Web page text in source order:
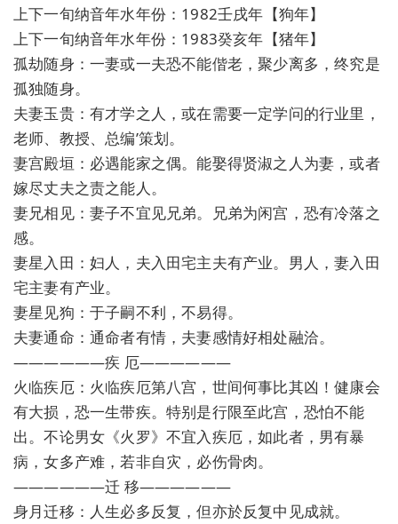
上下一旬纳音年水年份：1982壬戌年【狗年】
上下一旬纳音年水年份：1983癸亥年【猪年】
孤劫随身：一妻或一夫恐不能偕老，聚少离多，终究是
孤独随身。
夫妻玉贵：有才学之人，或在需要一定学问的行业里，
老师、教授、总编’策划。
妻宫殿垣：必遇能家之偶。能娶得贤淑之人为妻，或者
嫁尽丈夫之责之能人。
妻兄相见：妻子不宜见兄弟。兄弟为闲宫，恐有冷落之
感。
妻星入田：妇人，夫入田宅主夫有产业。男人，妻入田
宅主妻有产业。
妻星见狗：于子嗣不利，不易得。
夫妻通命：通命者有情，夫妻感情好相处融洽。
——————疾 厄——————
火临疾厄：火临疾厄第八宫，世间何事比其凶！健康会
有大损，恐一生带疾。特别是行限至此宫，恐怕不能
出。不论男女《火罗》不宜入疾厄，如此者，男有暴
病，女多产难，若非自灾，必伤骨肉。
——————迁 移——————
身月迁移：人生必多反复，但亦於反复中见成就。